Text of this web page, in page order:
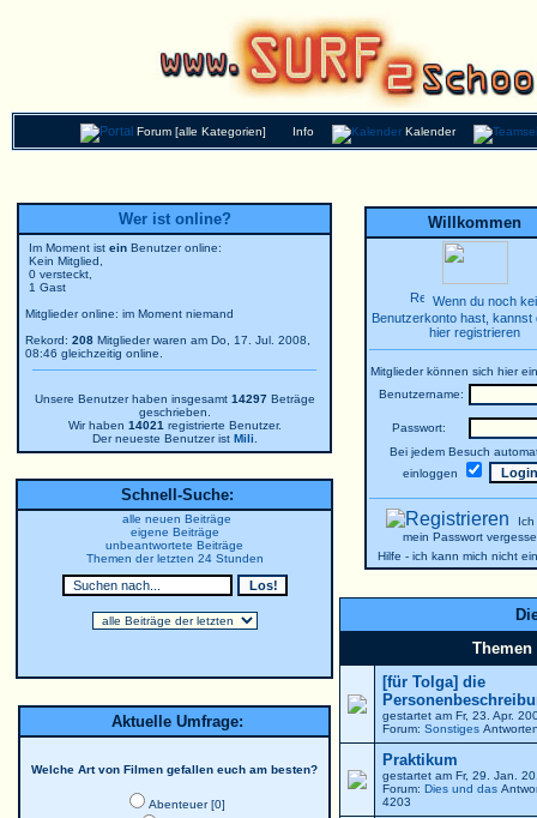
Forum [alle Kategorien] Info Kalender
Wer ist online?
Im Moment ist ein Benutzer online:
Kein Mitglied,
0 versteckt,
1 Gast
Mitglieder online: im Moment niemand
Rekord: 208 Mitglieder waren am Do, 17. Jul. 2008,
08:46 gleichzeitig online.
Unsere Benutzer haben insgesamt 14297Beträge
geschrieben.
Wir haben 14021 registrierte Benutzer.
Der neueste Benutzer ist Mili
Schnell-Suche:
alle neuen Beiträge
eigene Beiträge
unbeantwortete Beiträge
Themen der letzten 24 Stunden
Aktuelle Umfrage:
Welche Art von Filmen gefallen euch am besten?
Abenteuer [0]
Willkommen
Wenn du noch
Benutzerkonto hast, kannst
hier registrieren
Mitglieder können sich hier
Benutzername:
Passwort:
Bei jedem Besuch
einloggen
mein Passwort
Hilfe - ich kann mich nicht
Themen
[für Tolga] die
gestartet am Fr, 23. Apr.
Forum: Sonstiges
Praktikum
gestartet am Fr, 29. Jan.
Forum: Dies und das
4203